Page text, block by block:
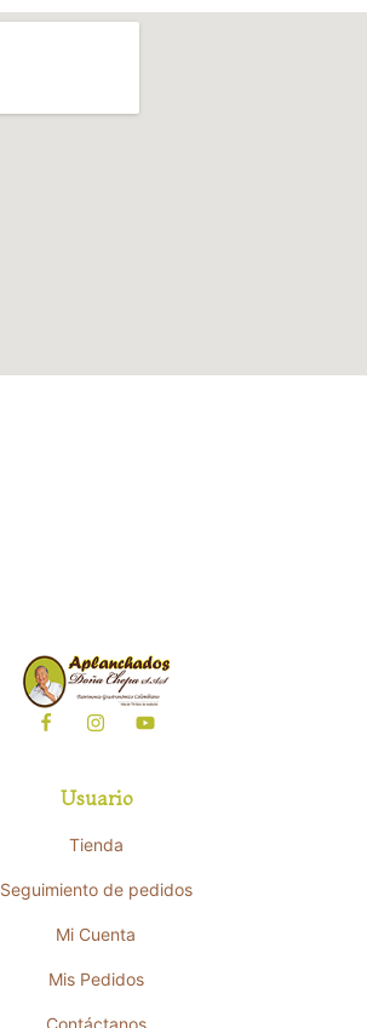
Usuario
Tienda
Seguimiento de pedidos
Mi Cuenta
Mis Pedidos
Contáctanos